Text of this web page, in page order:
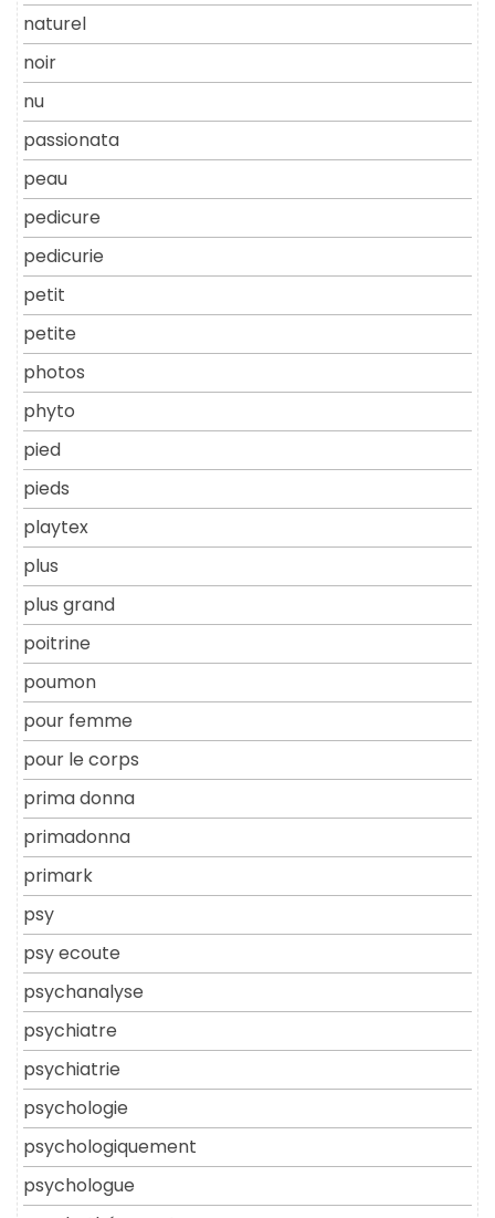
naturel
noir
nu
passionata
peau
pedicure
pedicurie
petit
petite
photos
phyto
pied
pieds
playtex
plus
plus grand
poitrine
poumon
pour femme
pour le corps
prima donna
primadonna
primark
psy
psy ecoute
psychanalyse
psychiatre
psychiatrie
psychologie
psychologiquement
psychologue